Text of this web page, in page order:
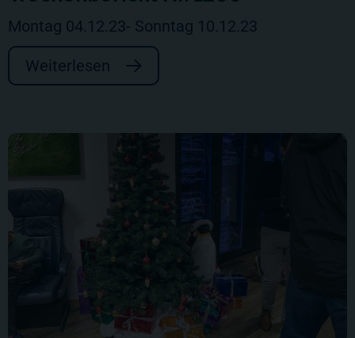
Montag 04.12.23- Sonntag 10.12.23
Weiterlesen